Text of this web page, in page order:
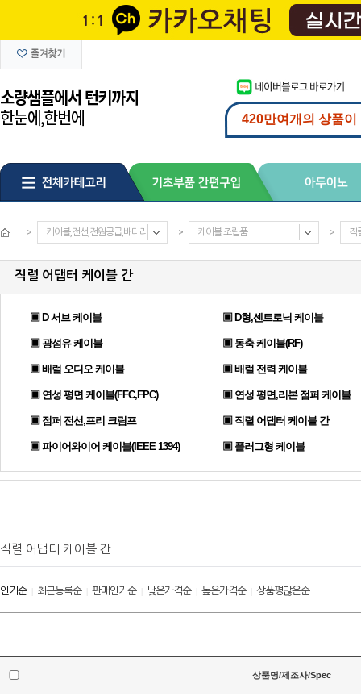
> 케이블,전선,전원공급,배터리 > 케이블 조립품 > 직
직렬 어댑터 케이블 간
▣ D 서브 케이블 ▣ D형,센트로닉 케이블
▣ 광섬유 케이블 ▣ 동축 케이블(RF)
▣ 배럴 오디오 케이블 ▣ 배럴 전력 케이블
▣ 연성 평면 케이블(FFC,FPC) ▣ 연성 평면,리본 점퍼 케이블
▣ 점퍼 전선,프리 크림프 ▣ 직렬 어댑터 케이블 간
▣ 파이어와이어 케이블(IEEE 1394) ▣ 플러그형 케이블
직렬 어댑터 케이블 간
인기순| 최근등록순| 판매인기순| 낮은가격순| 높은가격순| 상품평많은순
상품명/제조사/Spec